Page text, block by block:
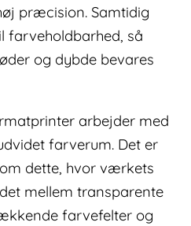
præcision. Samtidig
farveholdbarhed, så
og dybde bevares
arbejder med
farverum. Det er
dette, hvor værkets
mellem transparente
farvefelter og